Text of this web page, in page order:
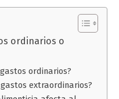
ordinarios o
ordinarios?
extraordinarios?